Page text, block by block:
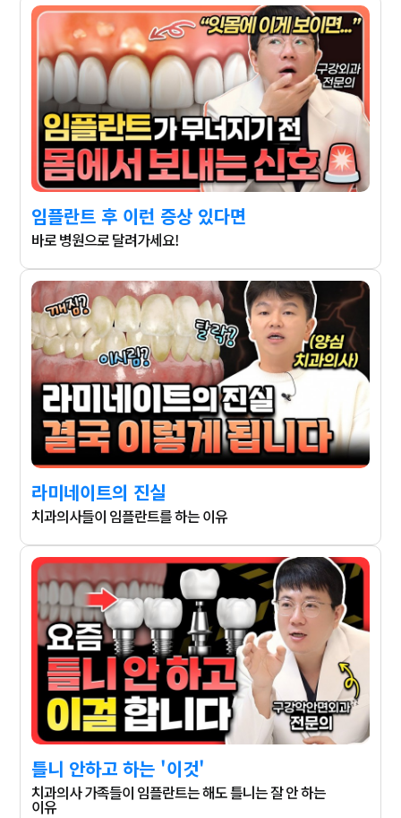
임플란트 후 이런 증상 있다면
바로 병원으로 달려가세요!
라미네이트의 진실
치과의사들이 임플란트를 하는 이유
틀니 안하고 하는 '이것'
치과의사 가족들이 임플란트는 해도 틀니는 잘 안 하는
이유